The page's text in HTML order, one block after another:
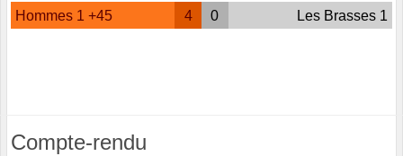
Hommes 1 +45 4 0 Les Brasses 1
Compte-rendu